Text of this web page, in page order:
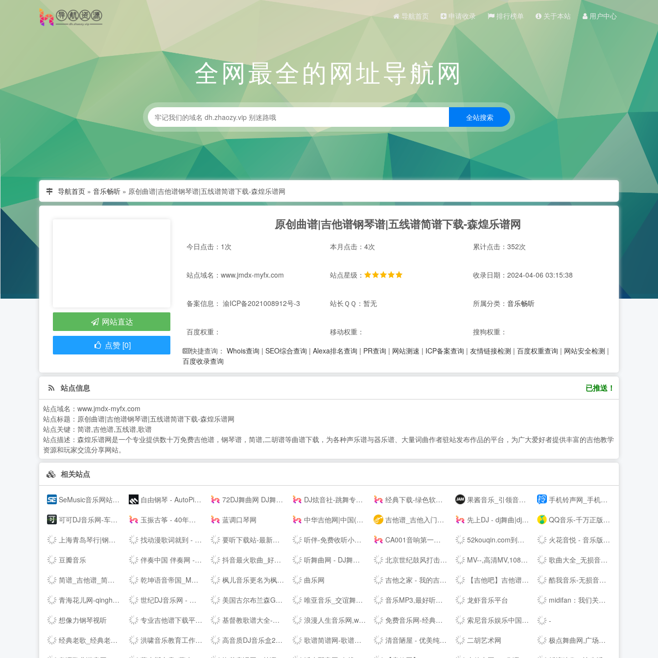
导航首页 申请收录 排行榜单 关于本站 用户中心
全网最全的网址导航网
导航首页 » 音乐畅听 » 原创曲谱|吉他谱钢琴谱|五线谱简谱下载-森煌乐谱网
原创曲谱|吉他谱钢琴谱|五线谱简谱下载-森煌乐谱网
今日点击：1次 本月点击：4次 累计点击：352次
站点域名：www.jmdx-myfx.com 站点星级： 收录日期：2024-04-06 03:15:38
备案信息： 渝ICP备2021008912号-3 站长ＱＱ：暂无 所属分类：音乐畅听
百度权重： 移动权重： 搜狗权重：
快捷查询： Whois查询 | SEO综合查询 | Alexa排名查询 | PR查询 | 网站测速 | ICP备案查询 | 友情链接检测 | 百度权重查询 | 网站安全检测 |
百度收录查询
网站直达
点赞 [0]
站点信息 已推送！
站点域名： www.jmdx-myfx.com
站点标题： 原创曲谱|吉他谱钢琴谱|五线谱简谱下载-森煌乐谱网
站点关键： 简谱,吉他谱,五线谱,歌谱
站点描述： 森煌乐谱网是一个专业提供数十万免费吉他谱，钢琴谱，简谱,二胡谱等曲谱下载，为各种声乐谱与器乐谱、大量词曲作者驻站发布作品的平台，为广大爱好者提供丰富的吉他教学
资源和玩家交流分享网站。
相关站点
SeMusic音乐网站源码|一号DJ开源PHP音乐CMS网站管理系统 自由钢琴 - AutoPiano | 在线钢琴，键盘钢琴，模拟钢琴，多种乐器选择，好听又好玩 72DJ舞曲网 DJ舞曲 DJ串烧 最新好听的dj舞曲免费下载网站 DJ炫音社-跳舞专辑_公路音乐_酒吧音乐夜店慢摇车载DJ舞曲网站 经典下载-绿色软件下载-常用软件下载 果酱音乐_引领音乐娱乐新风向 手机铃声网_手机铃声下载_免费手机铃声下载
可可DJ音乐网-车载dj dj舞曲 dj现场视频 原创DJ音乐分享平台 玉振古筝 - 40年技术沉淀，铸就扬州筝业佼佼者 蓝调口琴网 中华吉他网|中国(珠海)国际吉他艺术节|中国(珠海)吉他大赛|教育|琴行|厂商|珠海吉他学会|研究会|珠海市音乐家协会|联谊会|结他|吉它|china|gutiar|keytar|www.zhguitar.com 吉他谱_吉他入门教程_吉他教学视频_吉他谱下载-吉他屋 先上DJ - dj舞曲|dj歌曲串烧|dj慢摇舞曲|劲爆dj|车载dj QQ音乐-千万正版音乐海量无损曲库新歌热歌天天畅听的高品质音乐平台！
上海青岛琴行|钢琴品牌|买钢琴|学钢琴|钢琴价格|小小莫扎特钢琴城培训-- 找动漫歌词就到 - 每日动漫歌词网 要听下载站-最新手机游戏软件下载平台 听伴-免费收听小说相声儿歌笑话段子,网络收音机|在线收听平台！ CA001音响第一网 _ 音频视频灯光信息平台 - Powered by CA001.COM 52kouqin.com到期，请续费 火花音悦 - 音乐版权服务平台，正版音乐好听不贵
豆瓣音乐 伴奏中国 伴奏网 -- 【其他均为假冒网站 将追究法律责任】 抖音最火歌曲_好听的歌曲 - 我要歌词网 听舞曲网 - DJ舞曲,MP4,MP3免费下载,流行音乐,抖音热门歌曲,网络热门歌曲 北京世纪鼓风打击乐器中心-打击乐鼓风 MV--,高清MV,1080PMV,高清MP4,MV下载,可可MV 歌曲大全_无损音乐下载_MP3歌曲免费下载 - 求歌网
简谱_吉他谱_简谱歌谱大全_钢琴谱_歌谱曲谱大全 - 爱曲谱网 乾坤语音帝国_MP3音乐免费试听下载网站 枫儿音乐更名为枫儿乐谱网提供各种简谱，歌谱，五线谱，吉他谱 曲乐网 吉他之家 - 我的吉他谱,我的吉他网站! 【吉他吧】吉他谱大全_吉他弹唱视频教学 酷我音乐-无损音质正版在线试听网站
青海花儿网-qinghaihuaer.com.cn 世纪DJ音乐网 - 无损高品质DJ舞曲分享,音质最好的DJ免费下载网站 美国古尔布兰森GULBRANSEN-百年高端品牌钢琴-（中国）-- 唯亚音乐_交谊舞曲_舞厅舞曲大全_夜场交谊舞曲 音乐MP3,最好听的歌曲,流行音乐网 - YYMP3音乐网 龙虾音乐平台 midifan：我们关注电脑音乐
想像力钢琴视听 专业吉他谱下载平台 - 吉他世界 基督教歌谱大全-分享基督教赞美诗歌简谱，五线谱，和弦谱，歌词的最佳网站! 浪漫人生音乐网,www.dj191.com,车载音乐,慢摇中文,武汉dj193,最新好听的dj,音乐串烧,Dj视频下载,免费下载 免费音乐网-经典歌曲大全、无损MP3歌曲免费下载 索尼音乐娱乐中国 | Sony Music Entertainment China
-
经典老歌_经典老歌大全_经典老歌100首怀旧连播
洪啸音乐教育工作站 - 音乐教师的网络家园 - Powered by Discuz! 高音质DJ音乐盒2020---320kbps高清DJ播放器 dj音乐盒2016 歌谱简谱网-歌谱网_搜谱网_中国歌谱网简谱大全 清音陋屋 - 优美纯音乐精美散文分享网站 二胡艺术网 极点舞曲网,广场舞,中国好舞蹈,鬼步舞,交谊舞曲,交谊舞曲网站,交谊舞曲免费下载,dj舞曲免费下载,dj舞曲下载,舞曲大全,劲爆dj舞曲,好听的dj舞曲